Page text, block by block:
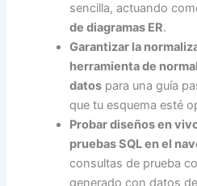
sencilla, actuando
de diagramas ER.
Garantizar la
herramienta de
datos para una guía
que tu esquema esté
Probar diseños en
pruebas SQL en el
consultas de prueba